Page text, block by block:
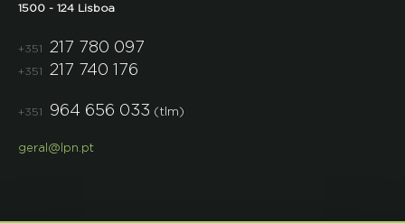
1500 - 124 Lisboa
+351 217 780 097
+351 217 740 176
+351 964 656 033 (tlm)
geral@lpn.pt